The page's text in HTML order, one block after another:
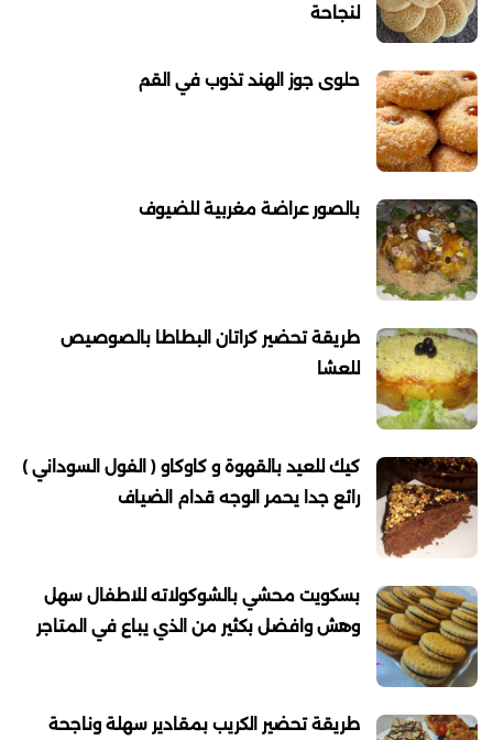
لنجاحة
حلوى جوز الهند تذوب في القم
بالصور عراضة مغربية للضيوف
طريقة تحضير كراتان البطاطا بالصوصيص
للعشا
كيك للعيد بالقهوة و كاوكاو ( الفول السوداني )
رائع جدا يحمر الوجه قدام الضياف
بسكويت محشي بالشوكولاته للاطفال سهل
وهش وافضل بكثير من الذي يباع في المتاجر
طريقة تحضير الكريب بمقادير سهلة وناجحة